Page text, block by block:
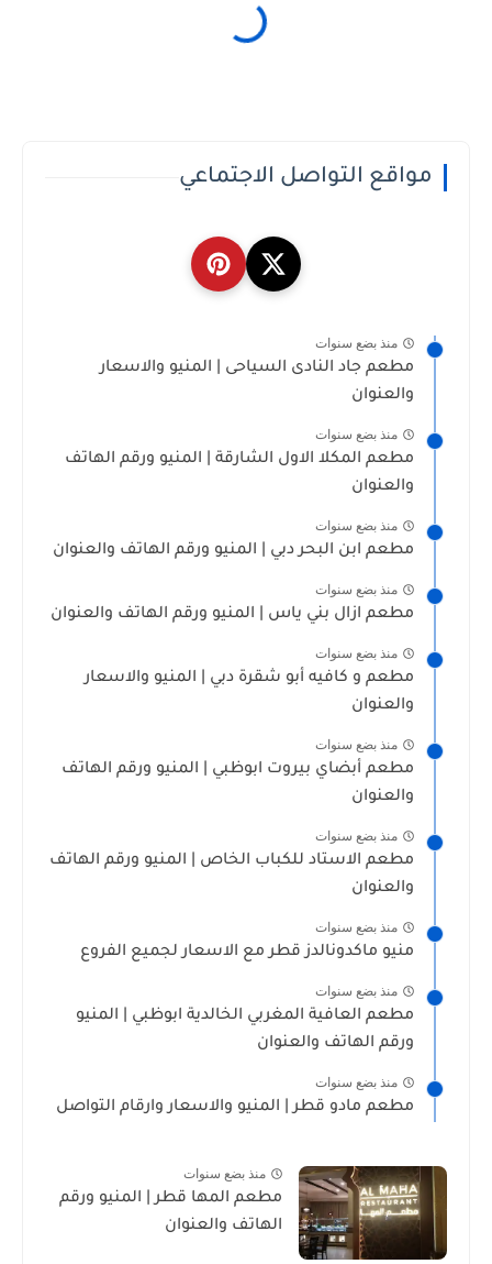
مواقع التواصل الاجتماعي
منذ بضع سنوات
مطعم جاد النادى السياحى | المنيو والاسعار
والعنوان
منذ بضع سنوات
مطعم المكلا الاول الشارقة | المنيو ورقم الهاتف
والعنوان
منذ بضع سنوات
مطعم ابن البحر دبي | المنيو ورقم الهاتف والعنوان
منذ بضع سنوات
مطعم ازال بني ياس | المنيو ورقم الهاتف والعنوان
منذ بضع سنوات
مطعم و كافيه أبو شقرة دبي | المنيو والاسعار
والعنوان
منذ بضع سنوات
مطعم أبضاي بيروت ابوظبي | المنيو ورقم الهاتف
والعنوان
منذ بضع سنوات
مطعم الاستاد للكباب الخاص | المنيو ورقم الهاتف
والعنوان
منذ بضع سنوات
منيو ماكدونالدز قطر مع الاسعار لجميع الفروع
منذ بضع سنوات
مطعم العافية المغربي الخالدية ابوظبي | المنيو
ورقم الهاتف والعنوان
منذ بضع سنوات
مطعم مادو قطر | المنيو والاسعار وارقام التواصل
منذ بضع سنوات
مطعم المها قطر | المنيو ورقم
الهاتف والعنوان